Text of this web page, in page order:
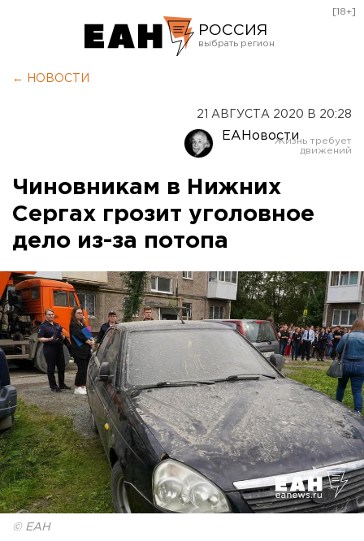
РОССИЯ
Оренбург
[18+]
← НОВОСТИ
21 АВГУСТА 2020 В 20:28
ЕАНовости
Чиновникам в Нижних
Сергах грозит уголовное
дело из-за потопа
© ЕАН